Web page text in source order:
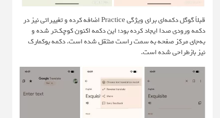
قبلاً گوگل دکمه‌ای برای ویژگی Practice اضافه کرده و تغییراتی نیز در
دکمه ورودی صدا ایجاد کرده بود؛ این دکمه اکنون کوچک‌تر شده و
به‌جای مرکز صفحه به سمت راست منتقل شده است. دکمه بوکمارک
نیز بازطراحی شده است.